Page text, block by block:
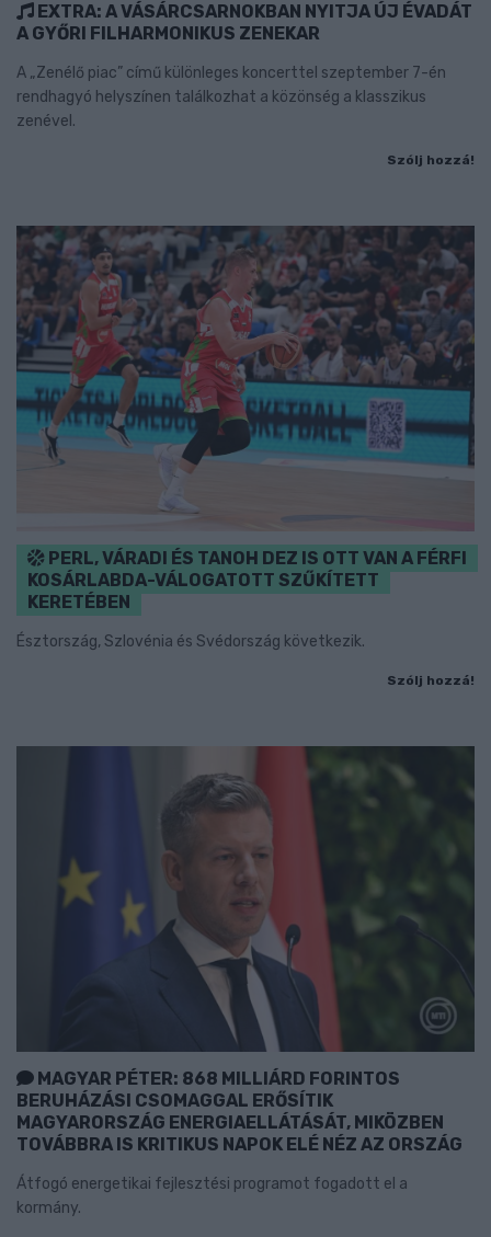
EXTRA: A VÁSÁRCSARNOKBAN NYITJA ÚJ ÉVADÁT
A GYŐRI FILHARMONIKUS ZENEKAR
A „Zenélő piac” című különleges koncerttel szeptember 7-én
rendhagyó helyszínen találkozhat a közönség a klasszikus
zenével.
Szólj hozzá!
PERL, VÁRADI ÉS TANOH DEZ IS OTT VAN A FÉRFI
KOSÁRLABDA-VÁLOGATOTT SZŰKÍTETT
KERETÉBEN
Észtország, Szlovénia és Svédország következik.
Szólj hozzá!
MAGYAR PÉTER: 868 MILLIÁRD FORINTOS
BERUHÁZÁSI CSOMAGGAL ERŐSÍTIK
MAGYARORSZÁG ENERGIAELLÁTÁSÁT, MIKÖZBEN
TOVÁBBRA IS KRITIKUS NAPOK ELÉ NÉZ AZ ORSZÁG
Átfogó energetikai fejlesztési programot fogadott el a
kormány.